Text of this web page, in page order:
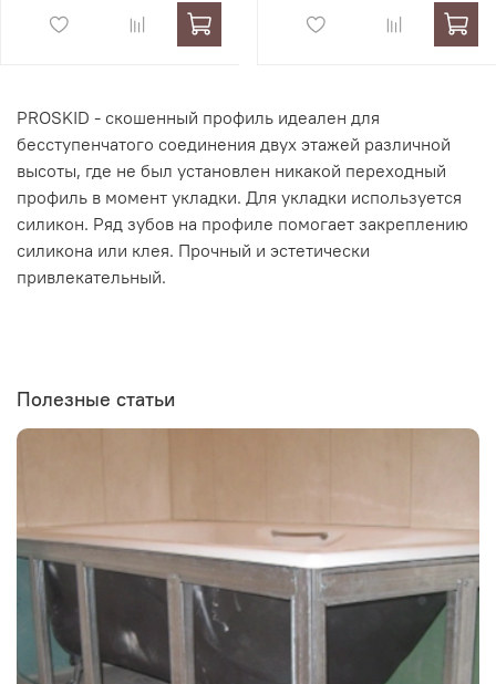
PROSKID - скошенный профиль идеален для
бесступенчатого соединения двух этажей различной
высоты, где не был установлен никакой переходный
профиль в момент укладки. Для укладки используется
силикон. Ряд зубов на профиле помогает закреплению
силикона или клея. Прочный и эстетически
привлекательный.
Полезные статьи